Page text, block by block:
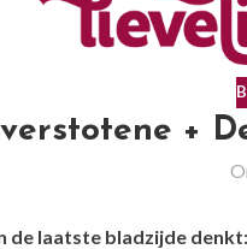
verstotene +
de laatste bladzijde